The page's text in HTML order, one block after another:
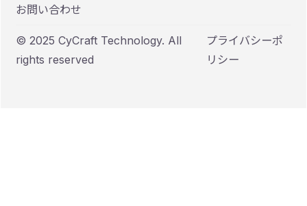
お問い合わせ
© 2025 CyCraft Technology. All
rights reserved
プライバシーポ
リシー